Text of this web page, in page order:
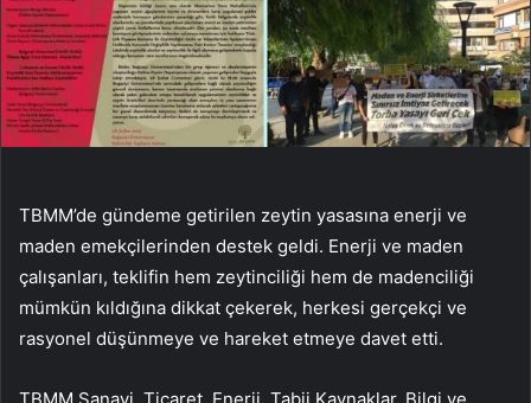
TBMM’de gündeme getirilen zeytin yasasına enerji ve
maden emekçilerinden destek geldi. Enerji ve maden
çalışanları, teklifin hem zeytinciliği hem de madenciliği
mümkün kıldığına dikkat çekerek, herkesi gerçekçi ve
rasyonel düşünmeye ve hareket etmeye davet etti.
TBMM Sanayi, Ticaret, Enerji, Tabii Kaynaklar, Bilgi ve